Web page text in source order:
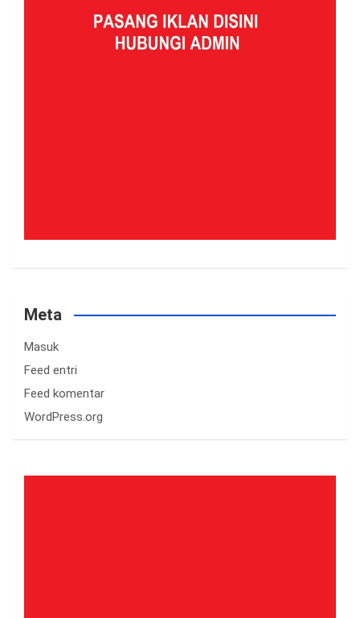
Meta
Masuk
Feed entri
Feed komentar
WordPress.org